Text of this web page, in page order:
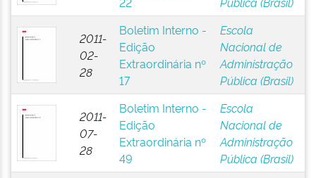
2011-
02-
28
Boletim Interno -
Edição
Extraordinária nº
17
Escola
Nacional de
Administração
Pública (Brasil)
2011-
07-
28
Boletim Interno -
Edição
Extraordinária nº
49
Escola
Nacional de
Administração
Pública (Brasil)